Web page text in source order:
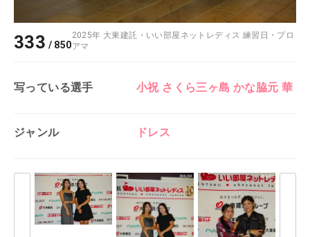
333 / 850
2025年 大東建託・いい部屋ネットレディス 練習日・プロ
アマ
写っている選手 小祝 さくら三ヶ島 かな脇元 華
ジャンル ドレス